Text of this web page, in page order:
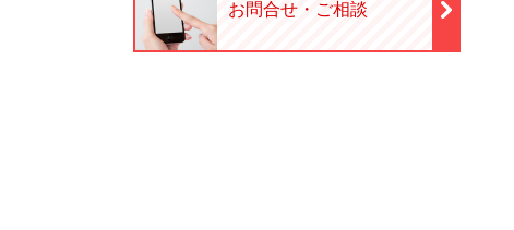
お問合せ・ご相談